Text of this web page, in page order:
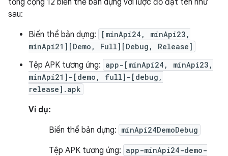
tổng cộng 12 biến thể bản dựng với lược đồ đặt tên như
sau:
Biến thể bản dựng:
[minApi24, minApi23,
minApi21][Demo, Full][Debug, Release]
Tệp APK tương ứng: app-[minApi24, minApi23,
minApi21]-[demo, full]-[debug,
release].apk
Ví dụ:
Biến thể bản dựng: minApi24DemoDebug
Tệp APK tương ứng: app-minApi24-demo-